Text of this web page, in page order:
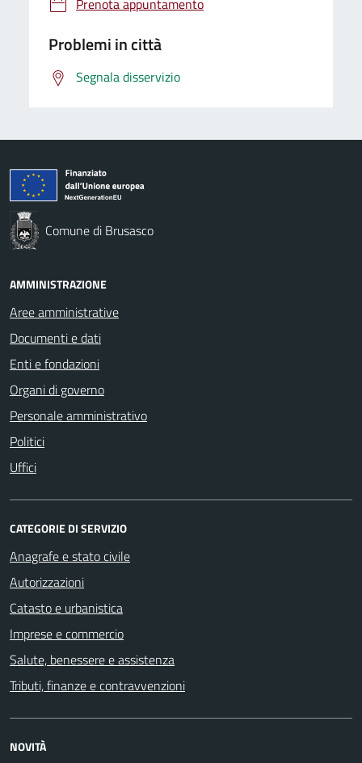
Problemi in città
Segnala disservizio
Comune di Brusasco
AMMINISTRAZIONE
Aree amministrative
Documenti e dati
Enti e fondazioni
Organi di governo
Personale amministrativo
Politici
Uffici
CATEGORIE DI SERVIZIO
Anagrafe e stato civile
Autorizzazioni
Catasto e urbanistica
Imprese e commercio
Salute, benessere e assistenza
Tributi, finanze e contravvenzioni
NOVITÀ